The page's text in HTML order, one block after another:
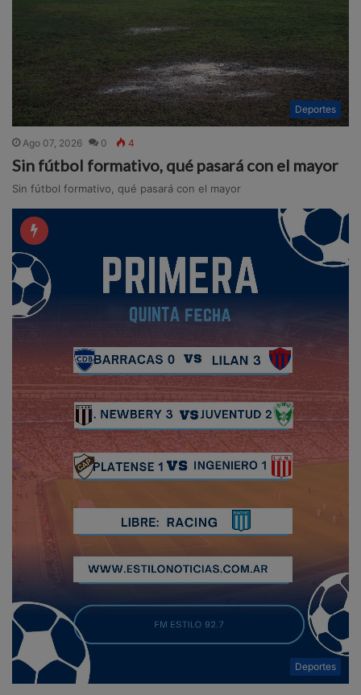
Deportes
Ago 07, 2026 0 4
Sin fútbol formativo, qué pasará con el mayor
Sin fútbol formativo, qué pasará con el mayor
Deportes